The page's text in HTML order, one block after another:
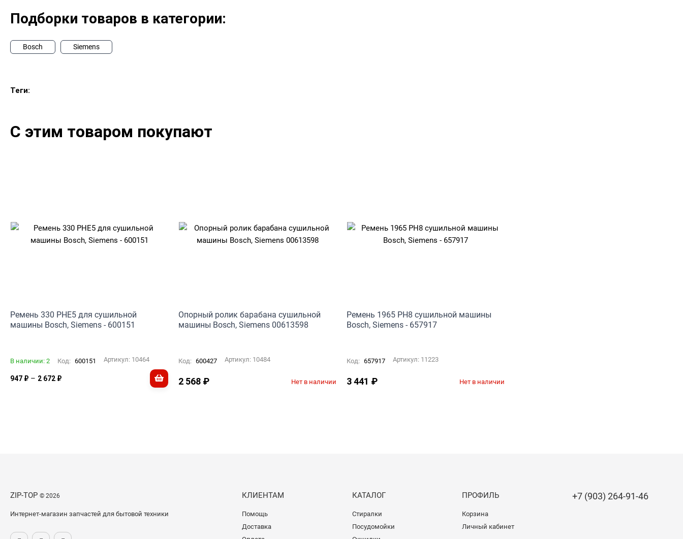
Подборки товаров в категории:
Bosch Siemens
Теги:
С этим товаром покупают
Ремень 330 PHE5 для сушильной
машины Bosch, Siemens - 600151
В наличии: 2 Код: 600151 Артикул: 10464
947 ₽ – 2 672 ₽
Опорный ролик барабана сушильной
машины Bosch, Siemens 00613598
Код: 600427 Артикул: 10484
2 568 ₽ Нет в наличии
Ремень 1965 PH8 сушильной машины
Bosch, Siemens - 657917
Код: 657917 Артикул: 11223
3 441 ₽ Нет в наличии
ZIP-TOP © 2026
Интернет-магазин запчастей для бытовой техники
КЛИЕНТАМ
Помощь
Доставка
КАТАЛОГ
Стиралки
Посудомойки
ПРОФИЛЬ
Корзина
Личный кабинет
+7 (903) 264-91-46